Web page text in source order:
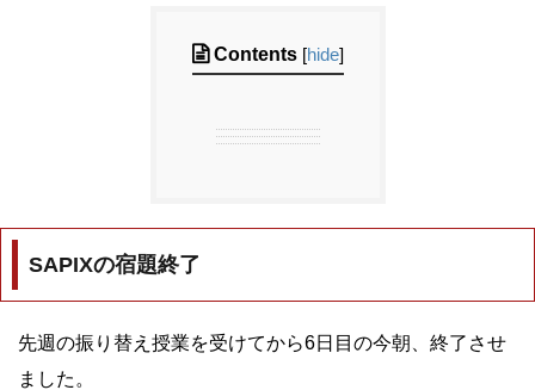
Contents [hide]
SAPIXの宿題終了
先週の振り替え授業を受けてから6日目の今朝、終了させ
ました。